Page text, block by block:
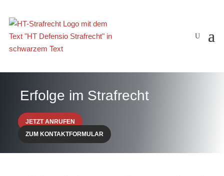
Erfolge im Strafrecht
JETZT ANRUFEN
ZUM KONTAKTFORMULAR